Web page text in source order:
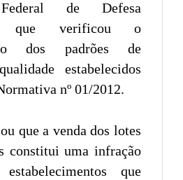
de Defesa
que verificou o
dos padrões de
estabelecidos
nº 01/2012.
que a venda dos lotes
constitui uma infração
que